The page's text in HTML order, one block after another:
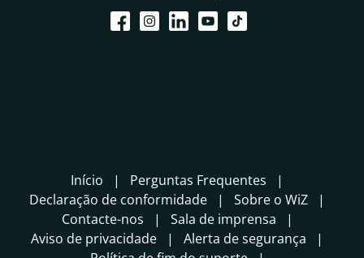
Início
Perguntas Frequentes
Declaração de conformidade
Sobre o WiZ
Contacte-nos
Sala de imprensa
Aviso de privacidade
Alerta de segurança